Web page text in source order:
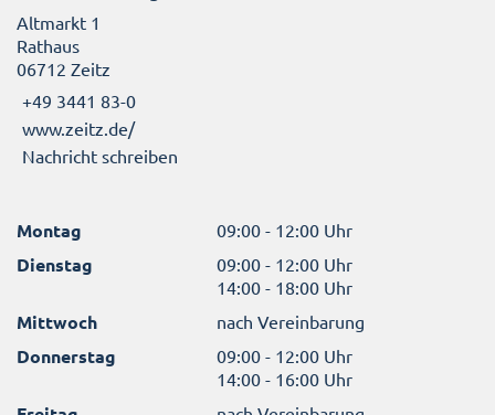
Altmarkt 1
Rathaus
06712 Zeitz
+49 3441 83-0
www.zeitz.de/
Nachricht schreiben
Montag 09:00 - 12:00 Uhr
Dienstag
09:00 - 12:00 Uhr
14:00 - 18:00 Uhr
Mittwoch nach Vereinbarung
Donnerstag
09:00 - 12:00 Uhr
14:00 - 16:00 Uhr